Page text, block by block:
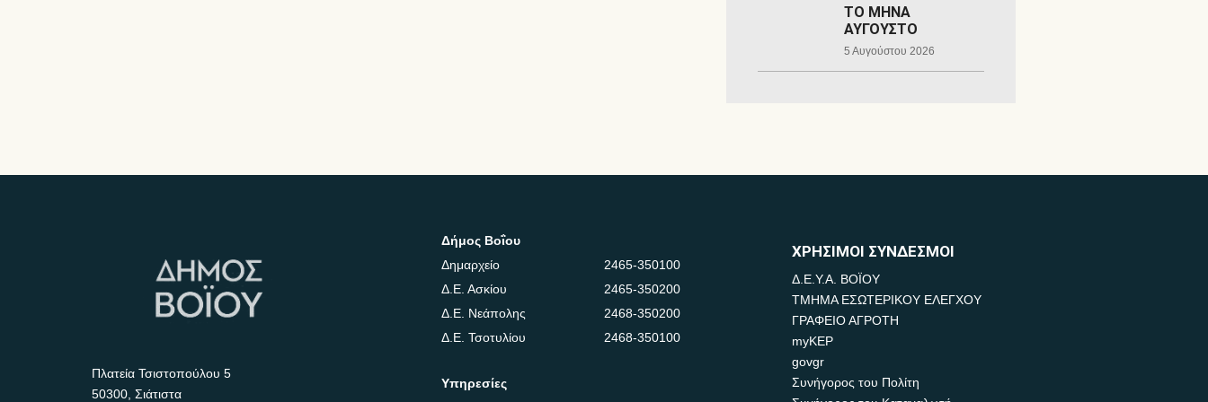
ΤΟ ΜΗΝΑ
ΑΥΓΟΥΣΤΟ
5 Αυγούστου 2026
Πλατεία Τσιστοπούλου 5
50300, Σιάτιστα
Δήμος Βοΐου
Δημαρχείο
2465-350100
Δ.Ε. Ασκίου
2465-350200
Δ.Ε. Νεάπολης
2468-350200
Δ.Ε. Τσοτυλίου
2468-350100
Υπηρεσίες
ΧΡΗΣΙΜΟΙ ΣΥΝΔΕΣΜΟΙ
Δ.Ε.Υ.Α. ΒΟΪΟΥ
ΤΜΗΜΑ ΕΣΩΤΕΡΙΚΟΥ ΕΛΕΓΧΟΥ
ΓΡΑΦΕΙΟ ΑΓΡΟΤΗ
myKEP
govgr
Συνήγορος του Πολίτη